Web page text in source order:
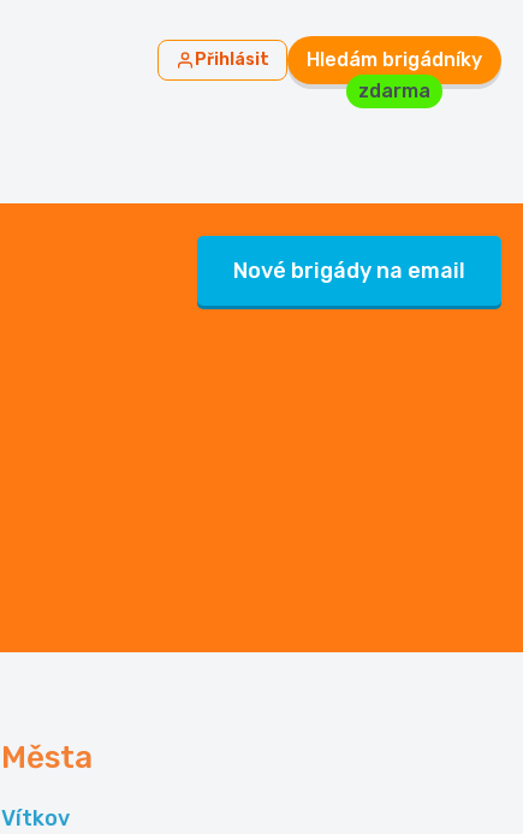
Přihlásit
Hledám brigádníky
zdarma
Nové brigády na email
Města
Vítkov